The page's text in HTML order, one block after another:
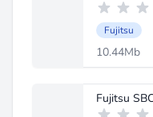
Fujitsu
10.44Mb
Fujitsu